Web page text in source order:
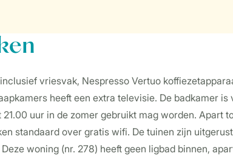
vriesvak, Nespresso Vertuo
heeft een extra televisie. De badkamer is
uur in de zomer gebruikt mag worden. Apart
standaard over gratis wifi. De tuinen zijn
woning (nr. 278) heeft geen ligbad binnen,